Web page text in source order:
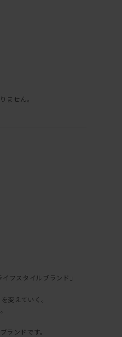
せん。
フスタイルブランド」
変えていく。
ランドです。